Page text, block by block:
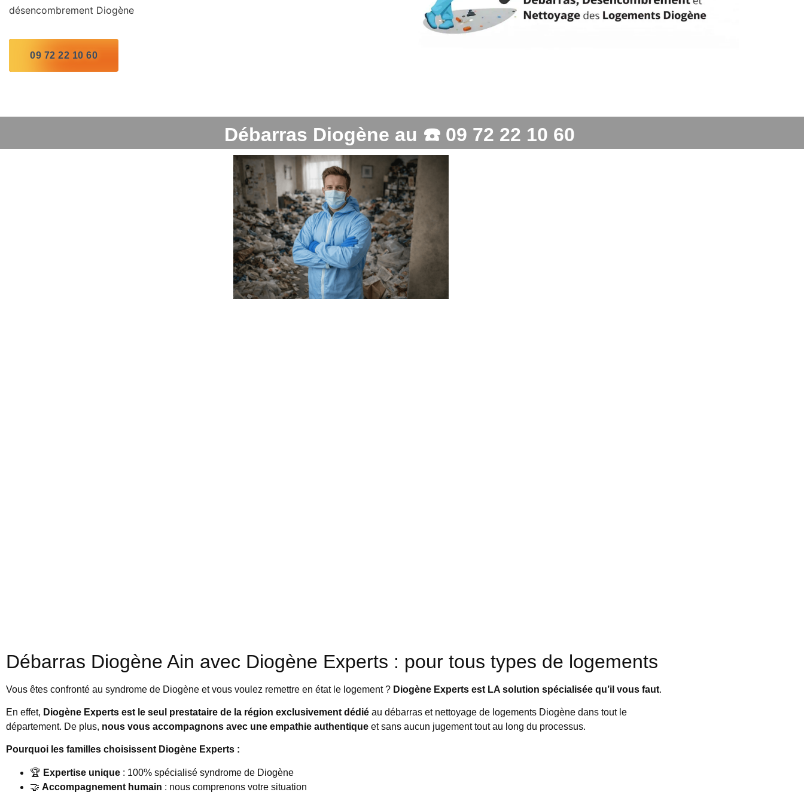
désencombrement Diogène
09 72 22 10 60
Débarras Diogène au ☎️ 09 72 22 10 60
Débarras Diogène Ain avec Diogène Experts : pour tous types de logements
Vous êtes confronté au syndrome de Diogène et vous voulez remettre en état le logement ? Diogène Experts est LA solution spécialisée qu’il vous faut.
En effet, Diogène Experts est le seul prestataire de la région exclusivement dédié au débarras et nettoyage de logements Diogène dans tout le
département. De plus, nous vous accompagnons avec une empathie authentique et sans aucun jugement tout au long du processus.
Pourquoi les familles choisissent Diogène Experts :
🏆 Expertise unique : 100% spécialisé syndrome de Diogène
🤝 Accompagnement humain : nous comprenons votre situation